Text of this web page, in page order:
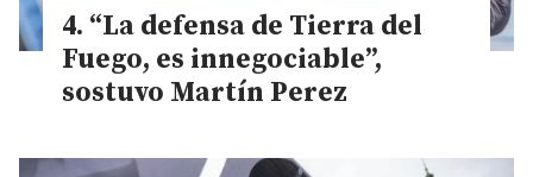
“La defensa de Tierra del
Fuego, es innegociable”,
sostuvo Martín Perez